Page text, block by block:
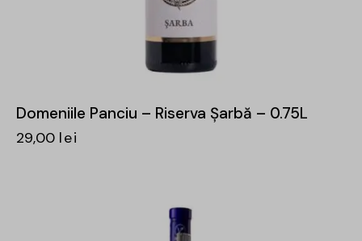
Domeniile Panciu – Riserva Șarbă – 0.75L
29,00 lei